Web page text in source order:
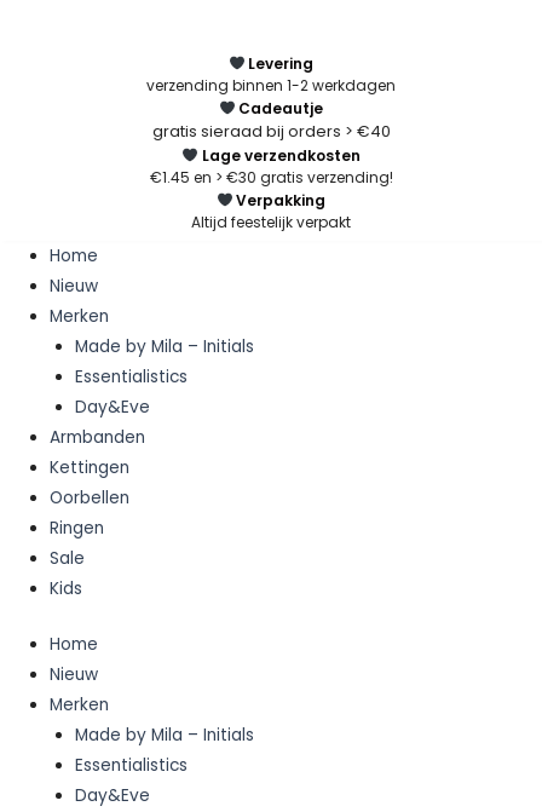
Levering
verzending binnen 1-2 werkdagen
Cadeautje
gratis sieraad bij orders > €40
Lage verzendkosten
€1.45 en > €30 gratis verzending!
Verpakking
Altijd feestelijk verpakt
Home
Nieuw
Merken
Made by Mila – Initials
Essentialistics
Day&Eve
Armbanden
Kettingen
Oorbellen
Ringen
Sale
Kids
Home
Nieuw
Merken
Made by Mila – Initials
Essentialistics
Day&Eve